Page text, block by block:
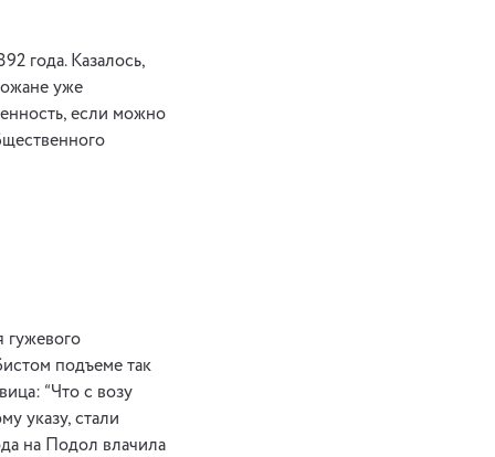
года. Казалось,
уже
если можно
гужевого
подъеме так
“Что с возу
указу, стали
на Подол влачила